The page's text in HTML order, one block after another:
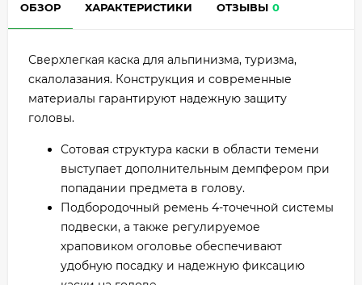
ОБЗОР ХАРАКТЕРИСТИКИ ОТЗЫВЫ 0
Сверхлегкая каска для альпинизма, туризма,
скалолазания. Конструкция и современные
материалы гарантируют надежную защиту
головы.
Сотовая структура каски в области темени
выступает дополнительным демпфером при
попадании предмета в голову.
Подбородочный ремень 4-точечной системы
подвески, а также регулируемое
храповиком оголовье обеспечивают
удобную посадку и надежную фиксацию